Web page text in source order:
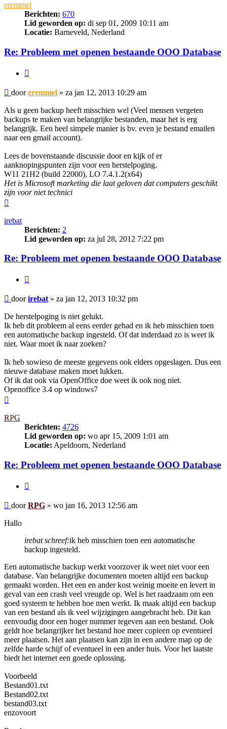
eremmel
Berichten: 670
Lid geworden op: di sep 01, 2009 10:11 am
Locatie: Barneveld, Nederland
Re: Probleem met openen bestaande OOO Database
Bericht
dooreremmel » za jan 12, 2013 10:29 am
Als u geen backup heeft misschien wel (Veel mensen vergeten
backups te maken van belangrijke bestanden, maar het is erg
belangrijk. Een heel simpele manier is bv. even je bestand emailen
naar een gmail account).
Lees de bovenstaande discussie door en kijk of er
aanknopingspunten zijn voor een herstelpoging.
W11 21H2 (build 22000), LO 7.4.1.2(x64)
Het is Microsoft marketing die laat geloven dat computers geschikt
zijn voor niet technici
irebat
Berichten: 2
Lid geworden op: za jul 28, 2012 7:22 pm
Re: Probleem met openen bestaande OOO Database
Bericht
doorirebat » za jan 12, 2013 10:32 pm
De herstelpoging is niet gelukt.
Ik heb dit probleem al eens eerder gehad en ik heb misschien toen
een automatische backup ingesteld. Of dat inderdaad zo is weet ik
niet. Waar moet ik naar zoeken?
Ik heb sowieso de meeste gegevens ook elders opgeslagen. Dus een
nieuwe database maken moet lukken.
Of ik dat ook via OpenOffice doe weet ik ook nog niet.
Openoffice 3.4 op windows7
RPG
Berichten: 4726
Lid geworden op: wo apr 15, 2009 1:01 am
Locatie: Apeldoorn, Nederland
Re: Probleem met openen bestaande OOO Database
Bericht
doorRPG » wo jan 16, 2013 12:56 am
Hallo
irebat schreef:ik heb misschien toen een automatische
backup ingesteld.
Een automatische backup werkt voorzover ik weet niet voor een
database. Van belangrijke documenten moeten altijd een backup
gemaakt worden. Het een en ander kost weinig moeite en levert in
geval van een crash veel vreugde op. Wel is het raadzaam om een
goed systeem te hebben hoe men werkt. Ik maak altijd een backup
van een bestand als ik veel wijzigingen aangebracht heb. Dit kan
eenvoudig door een hoger nummer tegeven aan een bestand. Ook
geldt hoe belangrijker het bestand hoe meer copieen op eventueel
meer plaatsen. Het aan plaatsen kan zijn in een andere map op de
zelfde harde schijf of eventueel in een ander huis. Voor het laatste
biedt het internet een goede oplossing.
Voorbeeld
Bestand01.txt
Bestand02.txt
bestand03.txt
enzovoort